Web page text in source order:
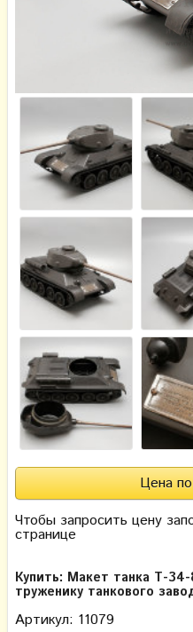
Цена
Чтобы запросить цену
странице
Купить: Макет танка Т-
труженику танкового
Артикул: 11079